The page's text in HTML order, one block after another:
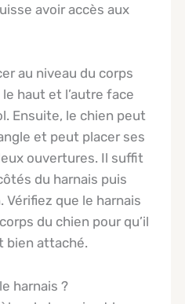
avoir accès aux
au niveau du corps
haut et l’autre face
Ensuite, le chien peut
et peut placer ses
ouvertures. Il suffit
du harnais puis
Vérifiez que le harnais
du chien pour qu’il
bien attaché.
harnais ?